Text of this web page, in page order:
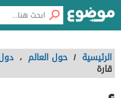
الرئيسية / حول العالم ،
قارة